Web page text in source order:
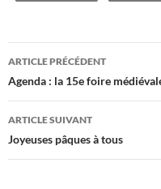
Navigation
des
articles
ARTICLE PRÉCÉDENT
Agenda : la 15e foire
ARTICLE SUIVANT
Joyeuses pâques à tous